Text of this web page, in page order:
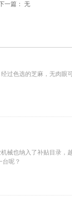
过色选的芝麻，无肉眼
械也纳入了补贴目录，
呢？
一篇： 无